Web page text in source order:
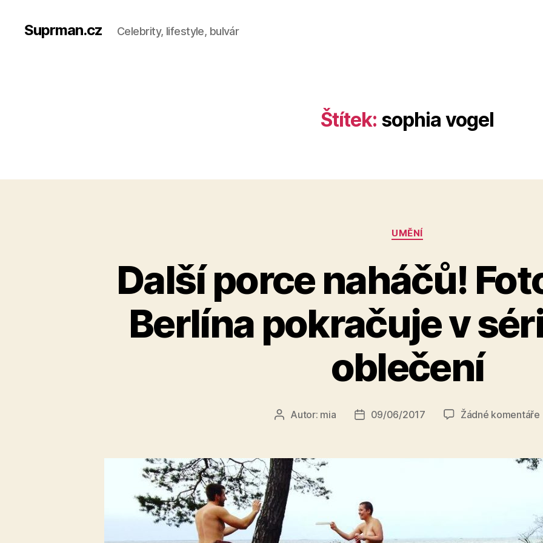
Suprman.cz Celebrity, lifestyle, bulvár
Štítek: sophia vogel
Rubriky
UMĚNÍ
Další porce naháčů!
Berlína pokračuje v
oblečení
AutorAutor: mia
Datum
09/06/2017 Žádné komentářeu